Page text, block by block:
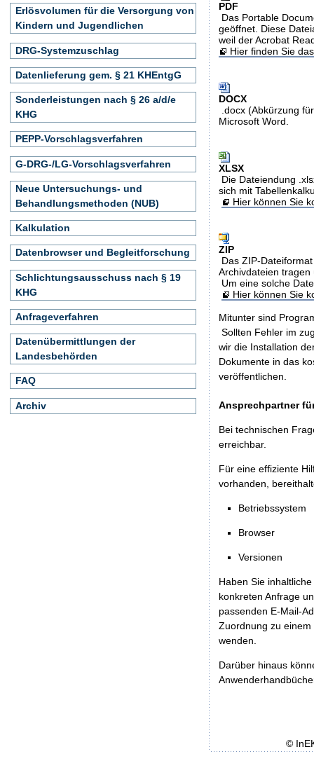
PDF
Das Portable
geöffnet. Diese
weil der Acrobat
Hier finden Sie
DOCX
.docx (Abkürzung
Microsoft Word.
XLSX
Die Dateiendung
sich mit
Hier können Sie
ZIP
Das ZIP-
Archivdateien
Um eine solche
Hier können Sie
Mitunter sind
Sollten Fehler im
wir die Installation
Dokumente in das
veröffentlichen.
Ansprechpartner
Bei technischen
erreichbar.
Für eine effiziente
vorhanden,
Betriebssystem
Browser
Versionen
Haben Sie
konkreten Anfrage
passenden E-Mail-
Zuordnung zu
wenden.
Darüber hinaus
Erlösvolumen für die Versorgung von
Kindern und Jugendlichen
DRG-Systemzuschlag
Datenlieferung gem. § 21 KHEntgG
Sonderleistungen nach § 26 a/d/e
KHG
PEPP-Vorschlagsverfahren
G-DRG-/LG-Vorschlagsverfahren
Neue Untersuchungs- und
Behandlungsmethoden (NUB)
Kalkulation
Datenbrowser und Begleitforschung
Schlichtungsausschuss nach § 19
KHG
Anfrageverfahren
Datenübermittlungen der
Landesbehörden
FAQ
Archiv
©